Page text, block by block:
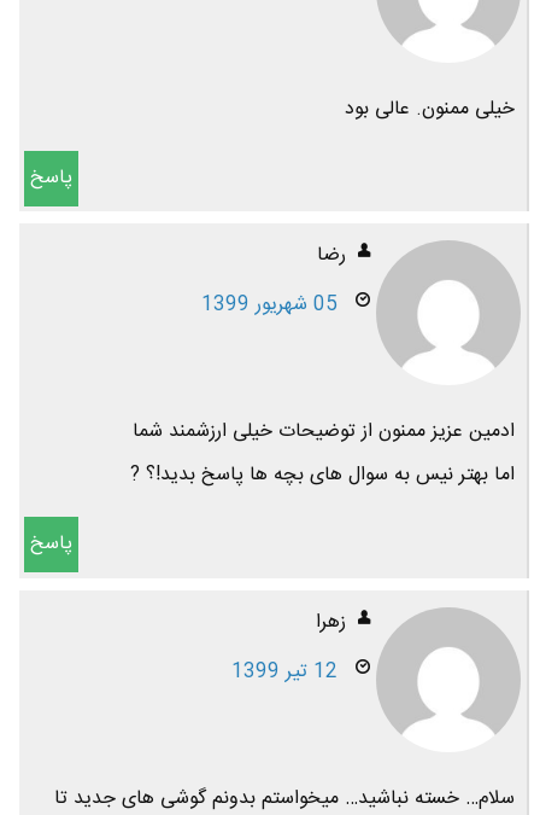
خیلی ممنون. عالی بود
پاسخ
رضا
05 شهریور 1399
ادمین عزیز ممنون از توضیحات خیلی ارزشمند شما
اما بهتر نیس به سوال های بچه ها پاسخ بدید!؟ ?
پاسخ
زهرا
12 تیر 1399
سلام… خسته نباشید… میخواستم بدونم گوشی های جدید تا